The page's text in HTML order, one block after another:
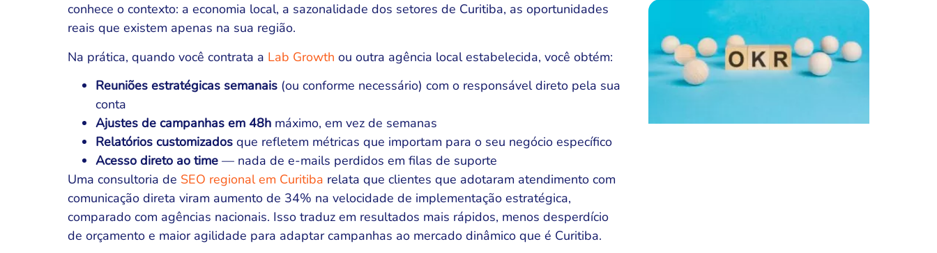
conhece o contexto: a economia local, a sazonalidade dos setores de Curitiba, as oportunidades
reais que existem apenas na sua região.
Na prática, quando você contrata a Lab Growth ou outra agência local estabelecida, você obtém:
Reuniões estratégicas semanais (ou conforme necessário) com o responsável direto pela sua
conta
Ajustes de campanhas em 48h máximo, em vez de semanas
Relatórios customizados que refletem métricas que importam para o seu negócio específico
Acesso direto ao time — nada de e-mails perdidos em filas de suporte
Uma consultoria de SEO regional em Curitiba relata que clientes que adotaram atendimento com
comunicação direta viram aumento de 34% na velocidade de implementação estratégica,
comparado com agências nacionais. Isso traduz em resultados mais rápidos, menos desperdício
de orçamento e maior agilidade para adaptar campanhas ao mercado dinâmico que é Curitiba.